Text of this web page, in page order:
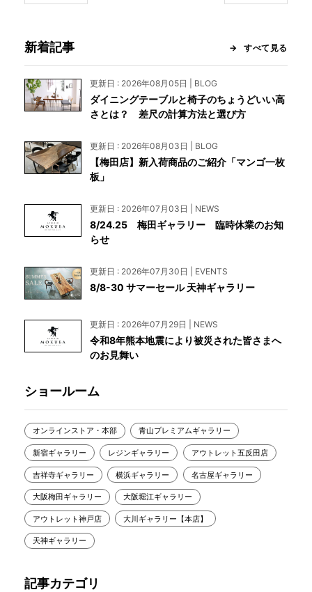
新着記事 すべて見る
更新日 : 2026年08月05日 | BLOG
ダイニングテーブルと椅子のちょうどいい高
さとは？ 差尺の計算方法と選び方
更新日 : 2026年08月03日 | BLOG
【梅田店】新入荷商品のご紹介「マンゴ一枚
板」
更新日 : 2026年07月03日 | NEWS
8/24.25 梅田ギャラリー 臨時休業のお知
らせ
更新日 : 2026年07月30日 | EVENTS
8/8-30 サマーセール 天神ギャラリー
更新日 : 2026年07月29日 | NEWS
令和8年熊本地震により被災された皆さまへ
のお見舞い
ショールーム
オンラインストア・本部 青山プレミアムギャラリー
新宿ギャラリー レジンギャラリー アウトレット五反田店
吉祥寺ギャラリー 横浜ギャラリー 名古屋ギャラリー
大阪梅田ギャラリー 大阪堀江ギャラリー
アウトレット神戸店 大川ギャラリー【本店】
天神ギャラリー
記事カテゴリ